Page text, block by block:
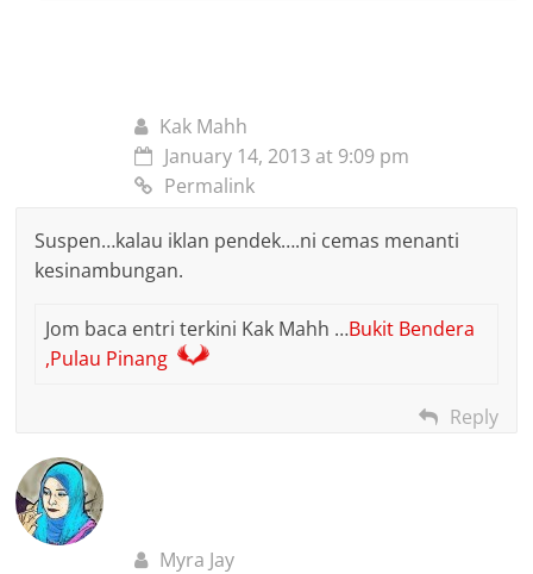
Kak Mahh
January 14, 2013 at 9:09 pm
Permalink
Suspen…kalau iklan pendek….ni cemas menanti
kesinambungan.
Jom baca entri terkini Kak Mahh …Bukit Bendera
,Pulau Pinang
Reply
Myra Jay